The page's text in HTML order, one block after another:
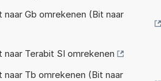
naar Gb omrekenen (Bit naar
naar Terabit SI omrekenen
naar Tb omrekenen (Bit naar